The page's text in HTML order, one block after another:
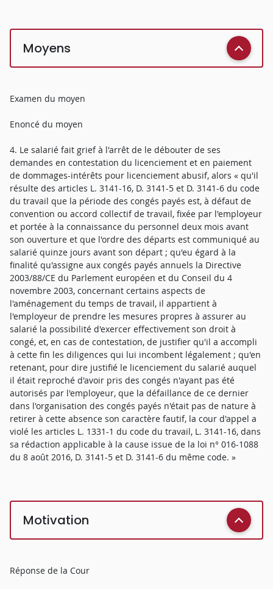
Moyens
Examen du moyen
Enoncé du moyen
4. Le salarié fait grief à l'arrêt de le débouter de ses
demandes en contestation du licenciement et en paiement
de dommages-intérêts pour licenciement abusif, alors « qu'il
résulte des articles L. 3141-16, D. 3141-5 et D. 3141-6 du code
du travail que la période des congés payés est, à défaut de
convention ou accord collectif de travail, fixée par l'employeur
et portée à la connaissance du personnel deux mois avant
son ouverture et que l'ordre des départs est communiqué au
salarié quinze jours avant son départ ; qu'eu égard à la
finalité qu'assigne aux congés payés annuels la Directive
2003/88/CE du Parlement européen et du Conseil du 4
novembre 2003, concernant certains aspects de
l'aménagement du temps de travail, il appartient à
l'employeur de prendre les mesures propres à assurer au
salarié la possibilité d'exercer effectivement son droit à
congé, et, en cas de contestation, de justifier qu'il a accompli
à cette fin les diligences qui lui incombent légalement ; qu'en
retenant, pour dire justifié le licenciement du salarié auquel
il était reproché d'avoir pris des congés n'ayant pas été
autorisés par l'employeur, que la défaillance de ce dernier
dans l'organisation des congés payés n'était pas de nature à
retirer à cette absence son caractère fautif, la cour d'appel a
violé les articles L. 1331-1 du code du travail, L. 3141-16, dans
sa rédaction applicable à la cause issue de la loi n° 016-1088
du 8 août 2016, D. 3141-5 et D. 3141-6 du même code. »
Motivation
Réponse de la Cour